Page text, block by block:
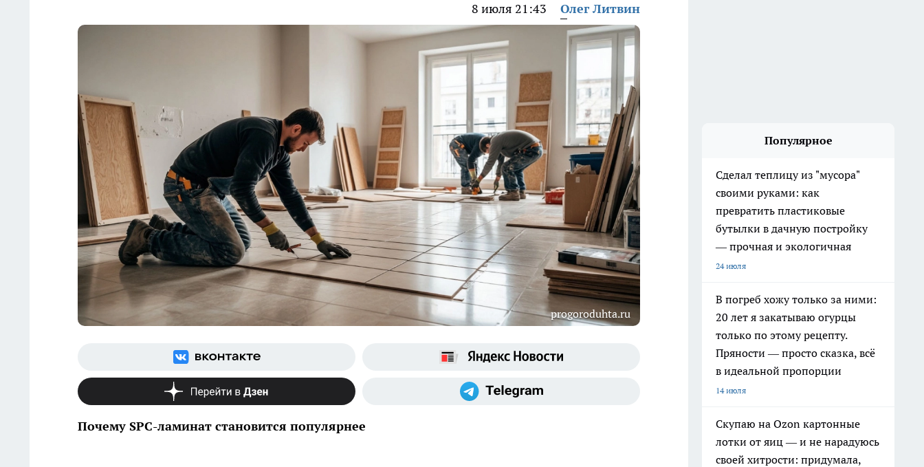
8 июля 21:43 Олег Литвин
progoroduhta.ru
Почему SPC-ламинат становится популярнее
Популярное
Сделал теплицу из "мусора"
своими руками: как
превратить пластиковые
бутылки в дачную постройку
— прочная и экологичная
24 июля
В погреб хожу только за ними:
20 лет я закатываю огурцы
только по этому рецепту.
Пряности — просто сказка, всё
в идеальной пропорции
14 июля
Скупаю на Ozon картонные
лотки от яиц — и не нарадуюсь
своей хитрости: придумала,